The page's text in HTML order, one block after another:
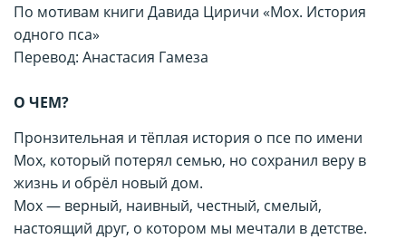
По мотивам книги Давида Циричи «Мох. История
одного пса»
Перевод: Анастасия Гамеза
О ЧЕМ?
Пронзительная и тёплая история о псе по имени
Мох, который потерял семью, но сохранил веру в
жизнь и обрёл новый дом.
Мох — верный, наивный, честный, смелый,
настоящий друг, о котором мы мечтали в детстве.